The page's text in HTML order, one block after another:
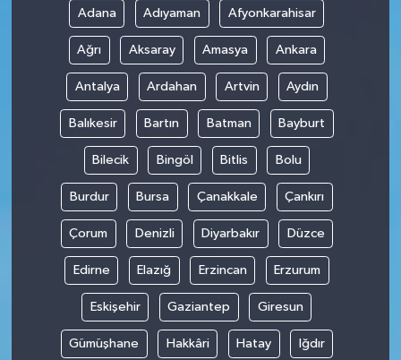
Adana Adıyaman Afyonkarahisar
Ağrı Aksaray Amasya Ankara
Antalya Ardahan Artvin Aydın
Balıkesir Bartın Batman Bayburt
Bilecik Bingöl Bitlis Bolu
Burdur Bursa Çanakkale Çankırı
Çorum Denizli Diyarbakır Düzce
Edirne Elazığ Erzincan Erzurum
Eskişehir Gaziantep Giresun
Gümüşhane Hakkâri Hatay Iğdır